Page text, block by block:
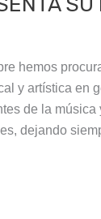
hemos
y artística en
de la
dejando